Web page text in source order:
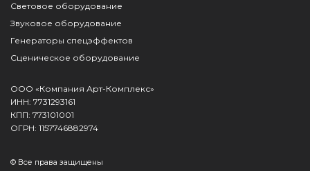
Световое оборудование
Звуковое оборудование
Генераторы спецэффектов
Сценическое оборудование
ООО «Компания Арт-Комплекс»
ИНН: 7731293161
КПП: 773101001
ОГРН: 1157746882974
© Все права защищены